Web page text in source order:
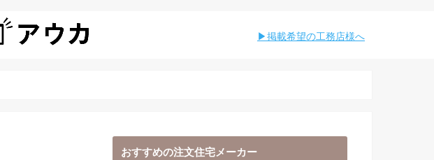
︎︎掲載希望の工務店様へ
おすすめの注文住宅メーカー